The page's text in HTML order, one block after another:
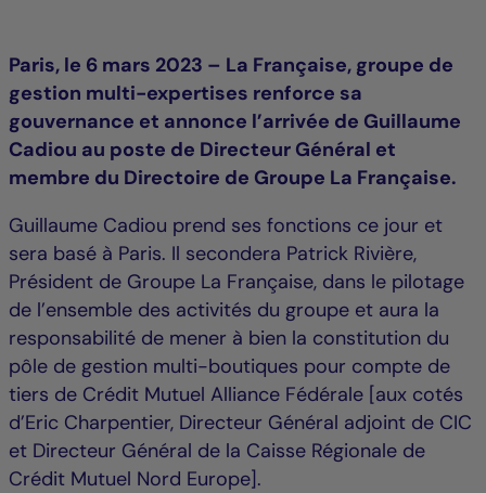
Paris, le 6 mars 2023 – La Française, groupe de
gestion multi-expertises renforce sa
gouvernance et annonce l’arrivée de Guillaume
Cadiou au poste de Directeur Général et
membre du Directoire de Groupe La Française.
Guillaume Cadiou prend ses fonctions ce jour et
sera basé à Paris. Il secondera Patrick Rivière,
Président de Groupe La Française, dans le pilotage
de l’ensemble des activités du groupe et aura la
responsabilité de mener à bien la constitution du
pôle de gestion multi-boutiques pour compte de
tiers de Crédit Mutuel Alliance Fédérale [aux cotés
d’Eric Charpentier, Directeur Général adjoint de CIC
et Directeur Général de la Caisse Régionale de
Crédit Mutuel Nord Europe].